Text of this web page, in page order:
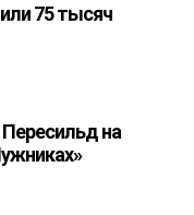
75 тысяч
на